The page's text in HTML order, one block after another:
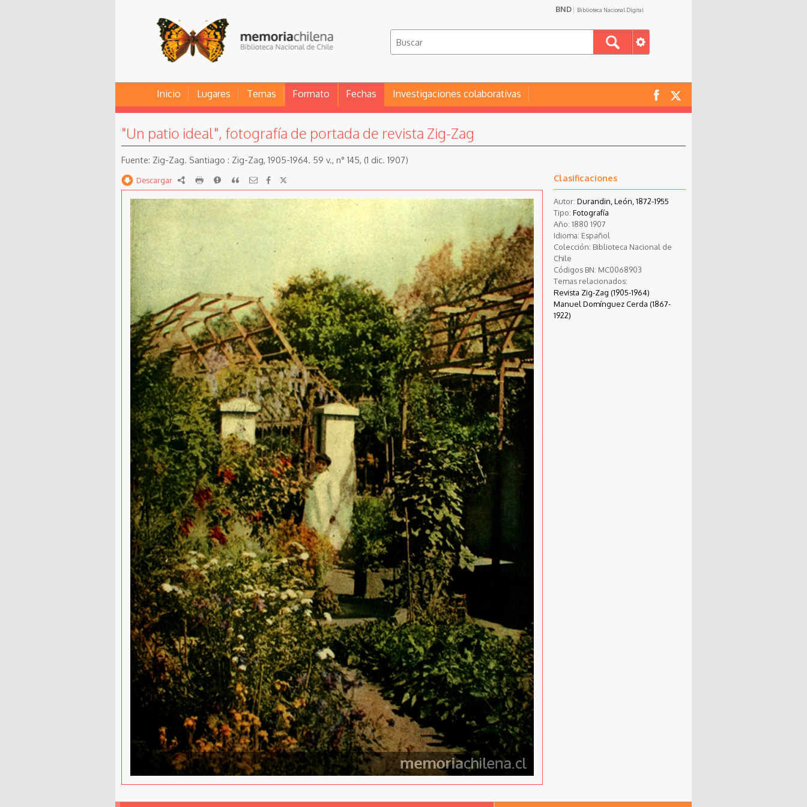
BND Biblioteca Nacional Digital
Inicio Lugares Temas Formato Fechas Investigaciones colaborativas
"Un patio ideal", fotografía de portada de revista Zig-Zag
Zig-Zag. Santiago : Zig-Zag, 1905-1964. 59 v., n° 145, (1 dic. 1907)
Descargar RDF imprimirReportarCitar Clasificaciones
Autor: Durandin, León, 1872-1955
Tipo: Fotografía
Año: 1880 1907
Idioma: Español
Colección: Biblioteca Nacional de
Chile
Códigos BN: MC0068903
Temas relacionados:
Revista Zig-Zag (1905-1964)
Manuel Domínguez Cerda (1867-
1922)